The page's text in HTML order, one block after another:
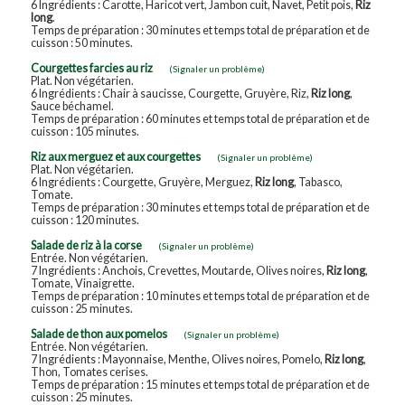
6 Ingrédients : Carotte, Haricot vert, Jambon cuit, Navet, Petit pois, Riz
long.
Temps de préparation : 30 minutes et temps total de préparation et de
cuisson : 50 minutes.
Courgettes farcies au riz
(Signaler un problème)
Plat. Non végétarien.
6 Ingrédients : Chair à saucisse, Courgette, Gruyère, Riz, Riz long,
Sauce béchamel.
Temps de préparation : 60 minutes et temps total de préparation et de
cuisson : 105 minutes.
Riz aux merguez et aux courgettes
(Signaler un problème)
Plat. Non végétarien.
6 Ingrédients : Courgette, Gruyère, Merguez, Riz long, Tabasco,
Tomate.
Temps de préparation : 30 minutes et temps total de préparation et de
cuisson : 120 minutes.
Salade de riz à la corse
(Signaler un problème)
Entrée. Non végétarien.
7 Ingrédients : Anchois, Crevettes, Moutarde, Olives noires, Riz long,
Tomate, Vinaigrette.
Temps de préparation : 10 minutes et temps total de préparation et de
cuisson : 25 minutes.
Salade de thon aux pomelos
(Signaler un problème)
Entrée. Non végétarien.
7 Ingrédients : Mayonnaise, Menthe, Olives noires, Pomelo, Riz long,
Thon, Tomates cerises.
Temps de préparation : 15 minutes et temps total de préparation et de
cuisson : 25 minutes.